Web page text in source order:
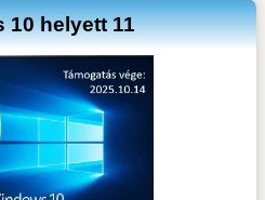
10 helyett 11